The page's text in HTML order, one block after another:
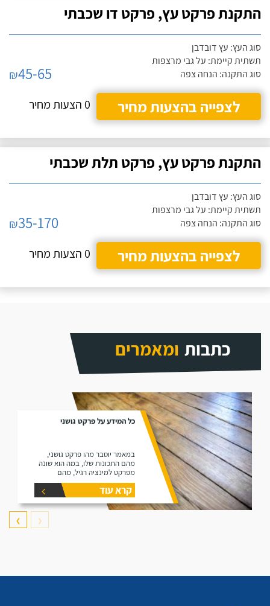
התקנת פרקט עץ, פרקט דו שכבתי
סוג העץ: עץ דובדבן
תשתית קיימת: על גבי מרצפות
סוג התקנה: הנחה צפה
₪45-65
לצפייה בהצעות מחיר
0 הצעות מחיר
התקנת פרקט עץ, פרקט תלת שכבתי
סוג העץ: עץ דובדבן
תשתית קיימת: על גבי מרצפות
סוג התקנה: הנחה צפה
₪35-170
לצפייה בהצעות מחיר
0 הצעות מחיר
כתבות ומאמרים
כל המידע על פרקט גושני
במאמר יוסבר מהו פרקט גושני,
מהם התכונות שלו, במה הוא שונה
מפרקט למינציה רגיל, מהם
היתרונות שלו ומהם החסרונות שלו.
קרא עוד
❮
❯